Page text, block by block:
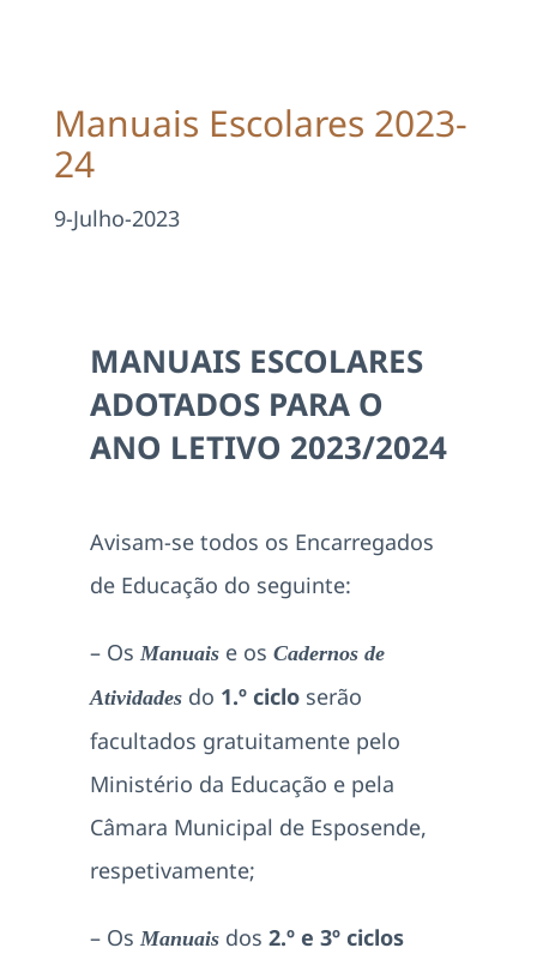
Área Reservada
Pesquisar
Manuais Escolares 2023-
24
9-Julho-2023
MANUAIS ESCOLARES
ADOTADOS PARA O
ANO LETIVO 2023/2024
Avisam-se todos os Encarregados
de Educação do seguinte:
– Os Manuais e os Cadernos de
Atividadesdo 1.º cicloserão
facultados gratuitamente pelo
Ministério da Educação e pela
Câmara Municipal de Esposende,
respetivamente;
– Os Manuaisdos 2.º e 3º ciclos